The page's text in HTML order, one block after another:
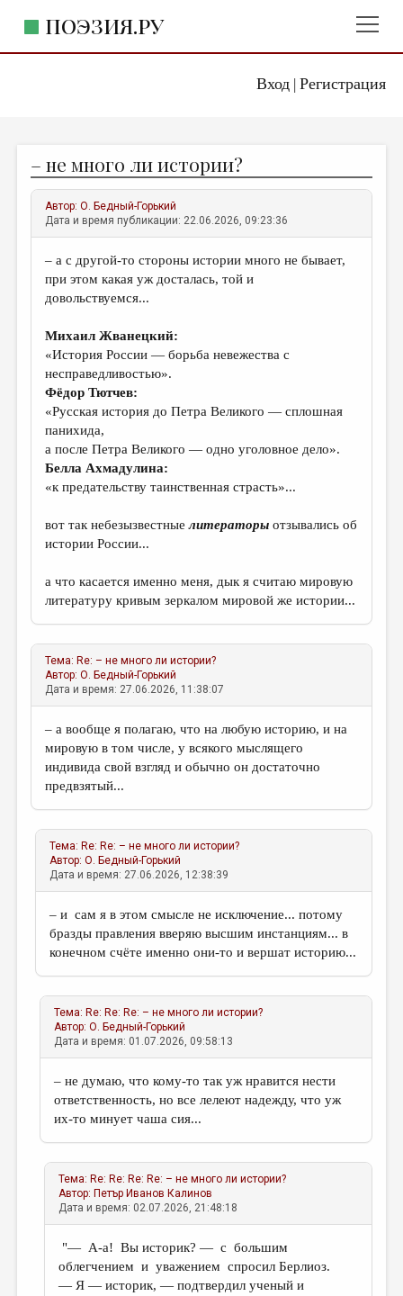
Вход| Регистрация
ПОЭЗИЯ.РУ
ЖАНРЫ
АВТОРЫ
КОММЕНТАРИИ
ЛИТСАЛОН
НОВОСТИ
ПРАВИЛА САЙТА
ОТДЕЛЫ И РУБРИКИ
ИЗБРАННОЕ
ДАЙДЖЕСТ
ПРОИЗВЕДЕНИЯ
ПЕРЕВОДЫ
КОНКУРСЫ
ДЕТСКАЯ КОМНАТА
КНИЖНАЯ ПОЛКА
ОБЗОР ЛИТЕРАТУРЫ
СТРАНИЦЫ ПАМЯТИ
ОБЪЯВЛЕНИЯ
РЕДКОЛЛЕГИЯ
ОТ РЕДАКЦИИ
МАЛАЯ ПРОЗА
ЭССЕИСТИКА
ЛИТЕРАТУРОВЕДЕНИЕ
ПУБЛИЦИСТИКА
РЕЦЕНЗИРОВАНИЕ
ЦИКЛЫ ПУБЛИКАЦИЙ
ТРЕДИАКОВСКИЙ
МЕДИА
ВКОНТАКТЕ
– не много ли истории?
Автор:О. Бедный-Горький
Дата и время публикации: 22.06.2026, 09:23:36
– а с другой-то стороны истории много не бывает,
при этом какая уж досталась, той и
довольствуемся...
Михаил Жванецкий:
«История России — борьба невежества с
несправедливостью».
Фёдор Тютчев:
«Русская история до Петра Великого — сплошная
панихида,
а после Петра Великого — одно уголовное дело».
Белла Ахмадулина:
«к предательству таинственная страсть»...
вот так небезызвестныелитераторы отзывались об
истории России...
а что касается именно меня, дык я считаю мировую
литературу кривым зеркалом мировой же истории...
Тема: Re: – не много ли истории?
Автор:О. Бедный-Горький
Дата и время: 27.06.2026, 11:38:07
– а вообще я полагаю, что на любую историю, и на
мировую в том числе, у всякого мыслящего
индивида свой взгляд и обычно он достаточно
предвзятый...
Тема: Re: Re: – не много ли истории?
Автор:О. Бедный-Горький
Дата и время: 27.06.2026, 12:38:39
– и сам я в этом смысле не исключение... потому
бразды правления вверяю высшим инстанциям... в
конечном счёте именно они-то и вершат историю...
Тема: Re: Re: Re: – не много ли истории?
Автор:О. Бедный-Горький
Дата и время: 01.07.2026, 09:58:13
– не думаю, что кому-то так уж нравится нести
ответственность, но все лелеют надежду, что уж
их-то минует чаша сия...
Тема: Re: Re: Re: Re: – не много ли истории?
Автор: Петър Иванов Калинов
Дата и время: 02.07.2026, 21:48:18
"— А-а! Вы историк? — с большим
облегчением и уважением спросил Берлиоз.
— Я — историк, — подтвердил ученый и